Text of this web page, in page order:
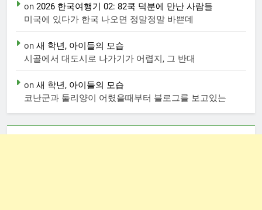
on 2026 한국여행기 02: 82쿡 덕분에 만난 사람들
미국에 있다가 한국 나오면 정말정말 바쁜데
on 새 학년, 아이들의 모습
시골에서 대도시로 나가기가 어렵지, 그 반대
on 새 학년, 아이들의 모습
코난군과 둘리양이 어렸을때부터 블로그를 보고있는